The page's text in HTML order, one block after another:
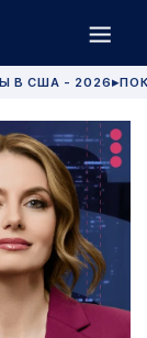
В США - 2026 ▶